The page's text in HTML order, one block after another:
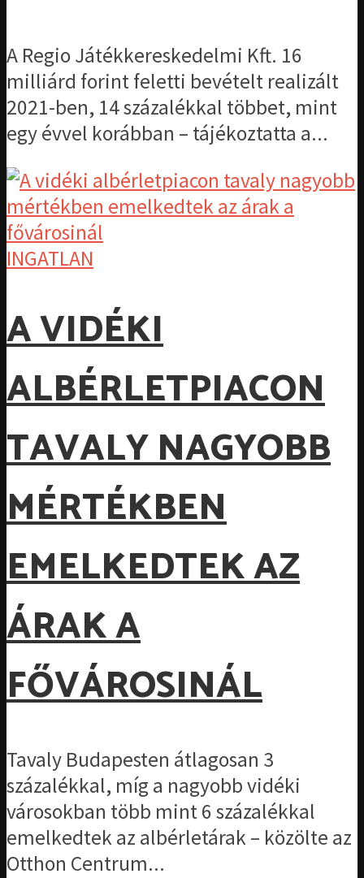
A Regio Játékkereskedelmi Kft. 16
milliárd forint feletti bevételt realizált
2021-ben, 14 százalékkal többet, mint
egy évvel korábban – tájékoztatta a...
INGATLAN
A VIDÉKI
ALBÉRLETPIACON
TAVALY NAGYOBB
MÉRTÉKBEN
EMELKEDTEK AZ
ÁRAK A
FŐVÁROSINÁL
Tavaly Budapesten átlagosan 3
százalékkal, míg a nagyobb vidéki
városokban több mint 6 százalékkal
emelkedtek az albérletárak – közölte az
Otthon Centrum...